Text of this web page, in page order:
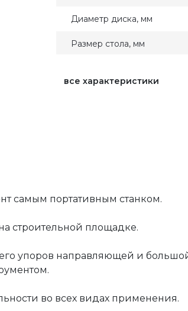
Диаметр диска, мм
Размер стола, мм
Макс. глубина реза под
Макс. ширина заготовки
Макс. ширина заготовки
Максимальный угол
град
все характеристики
самым портативным станком.
строительной площадке.
упоров направляющей и
во всех видах применения.